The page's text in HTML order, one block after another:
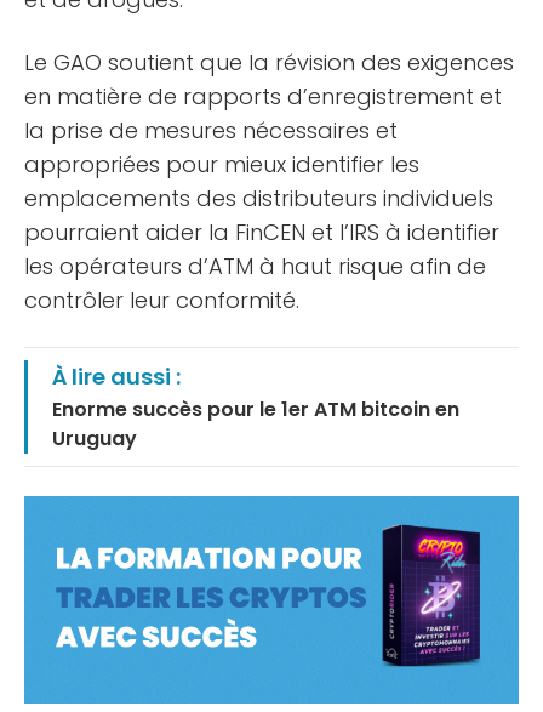
Le GAO soutient que la révision des exigences
en matière de rapports d’enregistrement et
la prise de mesures nécessaires et
appropriées pour mieux identifier les
emplacements des distributeurs individuels
pourraient aider la FinCEN et l’IRS à identifier
les opérateurs d’ATM à haut risque afin de
contrôler leur conformité.
À lire aussi :
Enorme succès pour le 1er ATM bitcoin en
Uruguay